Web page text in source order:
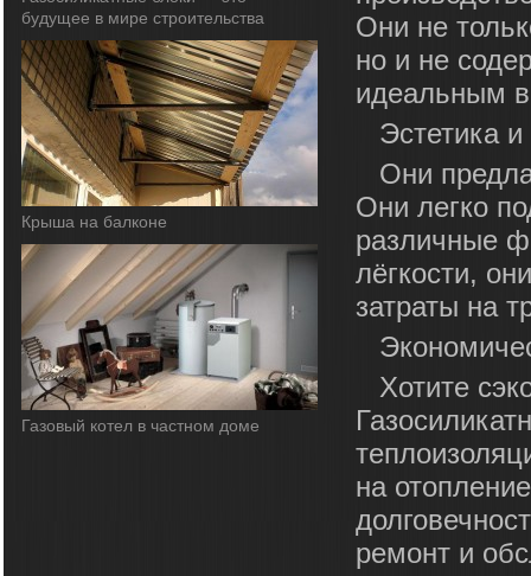
будущее в мире строительства
Крыша на балконе
Газовый котел в частном доме
Они не
но и не
идеальным
Эстетика
Они
Они легко
различные
лёгкости,
затраты на
Хотите
на
ремонт и